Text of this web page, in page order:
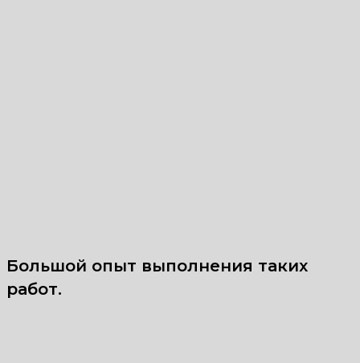
Большой опыт выполнения таких
работ.